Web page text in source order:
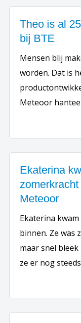
Theo is al
bij BTE
Mensen blij
worden. Dat is
Meteoor
Ekaterina
Meteoor
Ekaterina
binnen. Ze was
maar snel
ze er nog